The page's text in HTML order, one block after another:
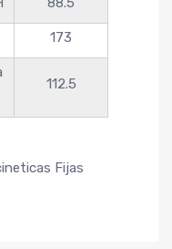
173
112.5
Fijas